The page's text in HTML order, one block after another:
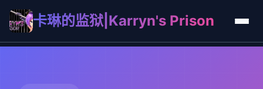
卡琳的监狱|Karryn's Prison